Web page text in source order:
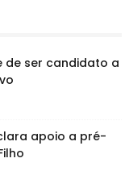
de ser candidato a
apoio a pré-